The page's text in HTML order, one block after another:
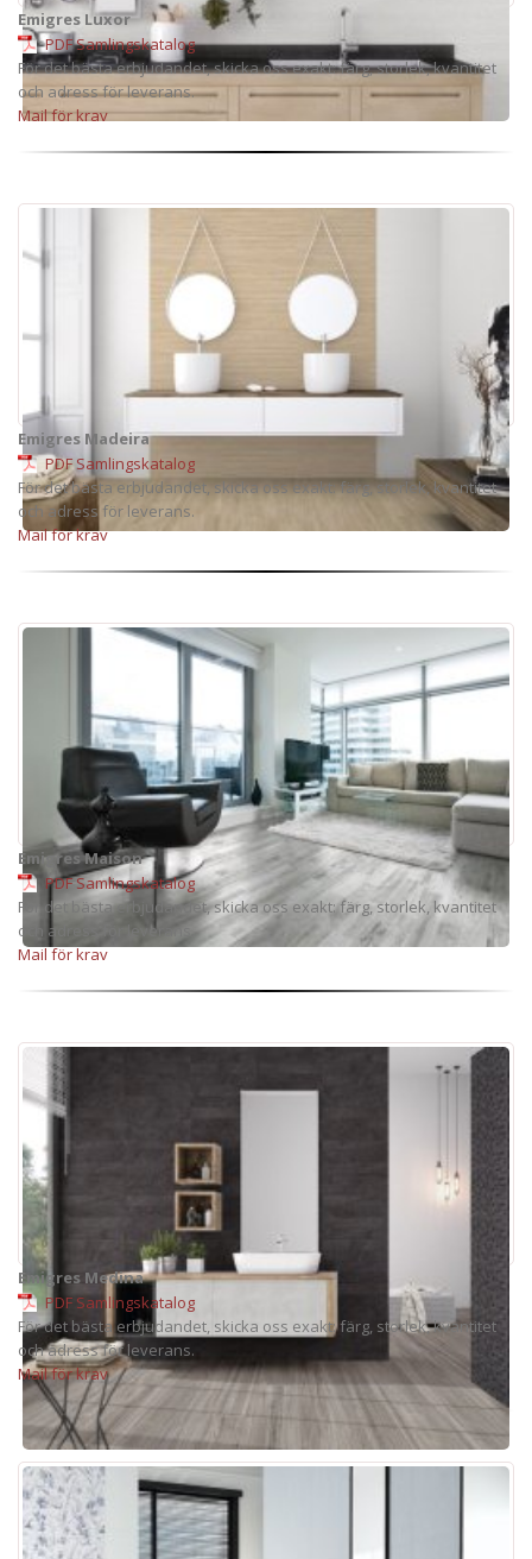
Emigres Luxor
PDF Samlingskatalog
För det bästa erbjudandet, skicka oss exakt: färg, storlek, kvantitet
och adress för leverans.
Mail för krav
Emigres Madeira
PDF Samlingskatalog
För det bästa erbjudandet, skicka oss exakt: färg, storlek, kvantitet
och adress för leverans.
Mail för krav
Emigres Maison
PDF Samlingskatalog
För det bästa erbjudandet, skicka oss exakt: färg, storlek, kvantitet
och adress för leverans.
Mail för krav
Emigres Medina
PDF Samlingskatalog
För det bästa erbjudandet, skicka oss exakt: färg, storlek, kvantitet
och adress för leverans.
Mail för krav